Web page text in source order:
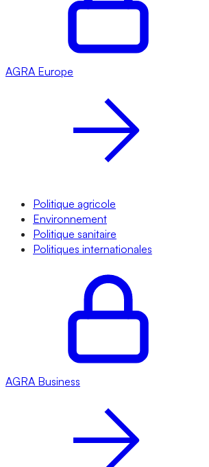
AGRA Europe
Politique agricole
Environnement
Politique sanitaire
Politiques internationales
AGRA Business